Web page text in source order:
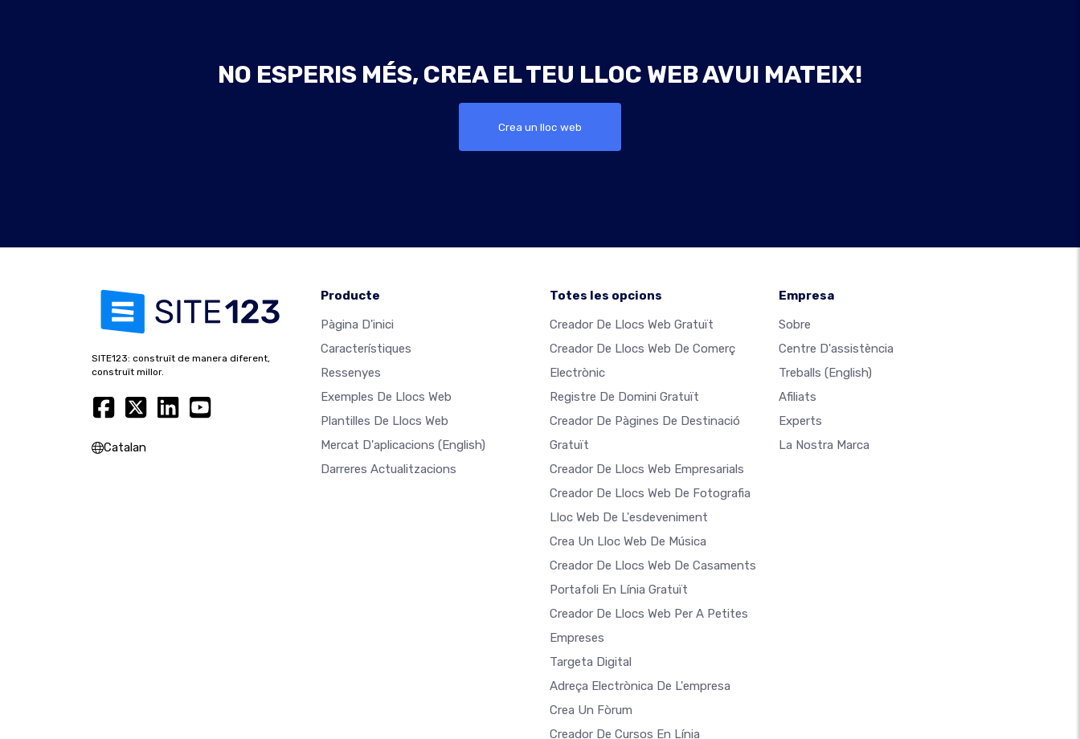
NO ESPERIS MÉS, CREA EL TEU LLOC WEB AVUI MATEIX!
Crea un lloc web
SITE123: construït de manera diferent,
construït millor.
Catalan
Producte
Pàgina D'inici
Característiques
Ressenyes
Exemples De Llocs Web
Plantilles De Llocs Web
Mercat D'aplicacions (English)
Darreres Actualitzacions
Totes les opcions
Creador De Llocs Web Gratuït
Creador De Llocs Web De Comerç
Electrònic
Registre De Domini Gratuït
Creador De Pàgines De Destinació
Gratuït
Creador De Llocs Web Empresarials
Creador De Llocs Web De Fotografia
Lloc Web De L'esdeveniment
Crea Un Lloc Web De Música
Creador De Llocs Web De Casaments
Portafoli En Línia Gratuït
Creador De Llocs Web Per A Petites
Empreses
Targeta Digital
Adreça Electrònica De L'empresa
Crea Un Fòrum
Creador De Cursos En Línia
Empresa
Sobre
Centre D'assistència
Treballs (English)
Afiliats
Experts
La Nostra Marca